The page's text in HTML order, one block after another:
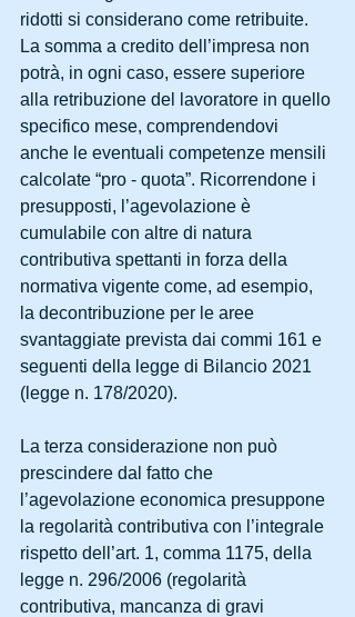
ridotti si considerano come retribuite.
La somma a credito dell’impresa non
potrà, in ogni caso, essere superiore
alla retribuzione del lavoratore in quello
specifico mese, comprendendovi
anche le eventuali competenze mensili
calcolate “pro - quota”. Ricorrendone i
presupposti, l’agevolazione è
cumulabile con altre di natura
contributiva spettanti in forza della
normativa vigente come, ad esempio,
la decontribuzione per le aree
svantaggiate prevista dai commi 161 e
seguenti della legge di Bilancio 2021
(legge n. 178/2020).
La terza considerazione non può
prescindere dal fatto che
l’agevolazione economica presuppone
la regolarità contributiva con l’integrale
rispetto dell’art. 1, comma 1175, della
legge n. 296/2006 (regolarità
contributiva, mancanza di gravi